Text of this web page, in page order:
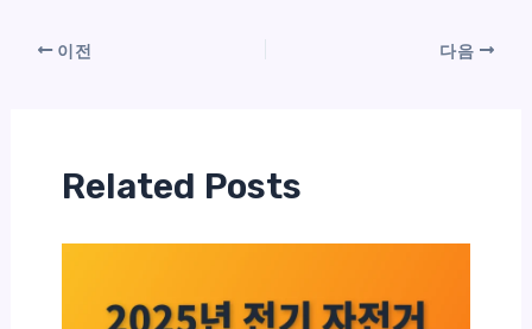
이전 다음
Related Posts